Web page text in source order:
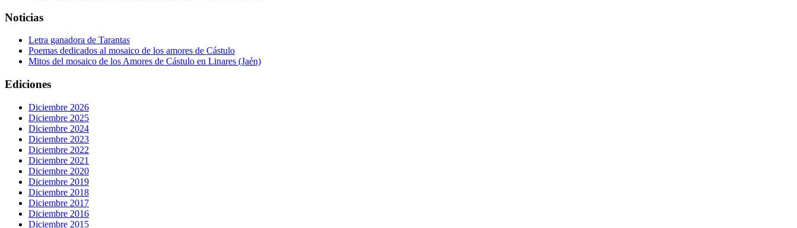
Noticias
Letra ganadora de Tarantas
Poemas dedicados al mosaico de los amores de Cástulo
Mitos del mosaico de los Amores de Cástulo en Linares (Jaén)
Ediciones
Diciembre 2026
Diciembre 2025
Diciembre 2024
Diciembre 2023
Diciembre 2022
Diciembre 2021
Diciembre 2020
Diciembre 2019
Diciembre 2018
Diciembre 2017
Diciembre 2016
Diciembre 2015